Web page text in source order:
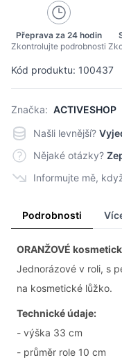
Kód produktu: 100437
Značka: ACTIVESHOP
Přeprava za 24 hodin
Zkontrolujte podrobnosti
Našli levnější?
Nějaké otázky?
Informujte mě,
Podrobnosti
ORANŽOVÉ
Jednorázové v roli, s
na kosmetické lůžko.
Technické údaje:
- výška 33 cm
- průměr role 10 cm